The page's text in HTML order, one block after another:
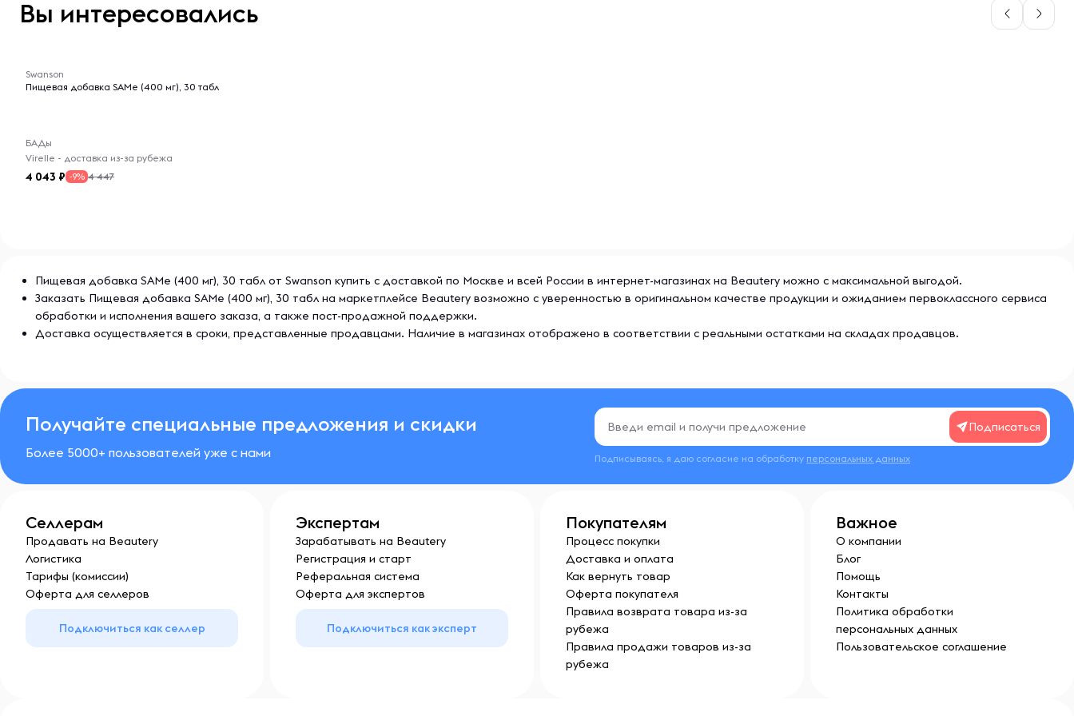
Хранить в недоступном для детей месте. Не использовать, если защитная
Вы интересовались
Swanson
Пищевая добавка SAMe (400 мг), 30 табл
БАДы
Virelle - доставка из-за рубежа
4 043 -9% 4 447
Пищевая добавка SAMe (400 мг), 30 табл от Swanson купить с доставкой по Москве и всей России в интернет-магазинах на Beautery можно с максимальной выгодой.
Заказать Пищевая добавка SAMe (400 мг), 30 табл на маркетплейсе Beautery возможно с уверенностью в оригинальном качестве продукции и ожиданием первоклассного сервиса
обработки и исполнения вашего заказа, а также пост-продажной поддержки.
Доставка осуществляется в сроки, представленные продавцами. Наличие в магазинах отображено в соответствии с реальными остатками на складах продавцов.
Получайте специальные предложения и скидки
Более 5000+ пользователей уже с нами
Подписаться
Подписываясь, я даю согласие на обработку персональных данных
Селлерам
Продавать на Beautery
Логистика
Тарифы (комиссии)
Оферта для селлеров
Подключиться как селлер
Экспертам
Зарабатывать на Beautery
Регистрация и старт
Реферальная система
Оферта для экспертов
Подключиться как эксперт
Покупателям
Процесс покупки
Доставка и оплата
Как вернуть товар
Оферта покупателя
Правила возврата товара из-за
рубежа
Правила продажи товаров из-за
рубежа
Важное
О компании
Блог
Помощь
Контакты
Политика обработки
персональных данных
Пользовательское соглашение